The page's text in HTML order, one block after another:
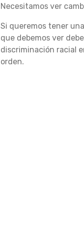
A
R
Necesitamos ver
Si queremos tener
que debemos ver
discriminación racial
orden.